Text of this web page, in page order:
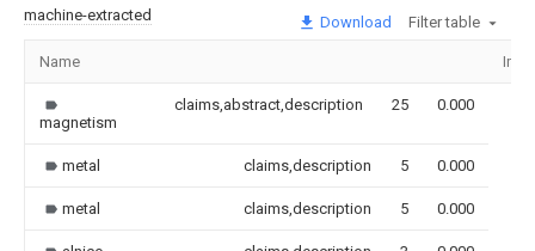
machine-extracted Download Filter table
Name
magnetism
claims,abstract,description 25 0.000
metal claims,description 5 0.000
metal claims,description 5 0.000